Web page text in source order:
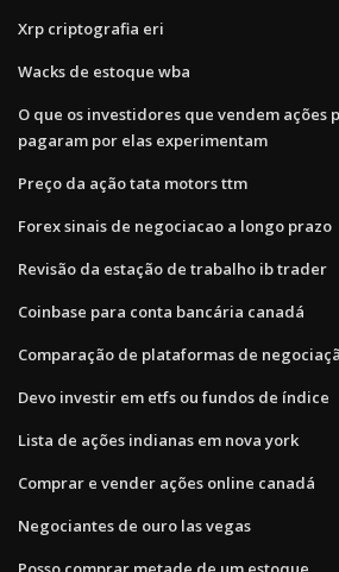
Xrp criptografia eri
Wacks de estoque wba
O que os investidores que vendem ações
pagaram por elas experimentam
Preço da ação tata motors ttm
Forex sinais de negociacao a longo prazo
Revisão da estação de trabalho ib trader
Coinbase para conta bancária canadá
Comparação de plataformas de
Devo investir em etfs ou fundos de índice
Lista de ações indianas em nova york
Comprar e vender ações online canadá
Negociantes de ouro las vegas